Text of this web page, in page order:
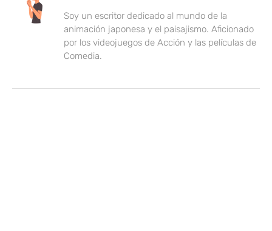
Soy un escritor dedicado al mundo de la
animación japonesa y el paisajismo. Aficionado
por los videojuegos de Acción y las películas de
Comedia.